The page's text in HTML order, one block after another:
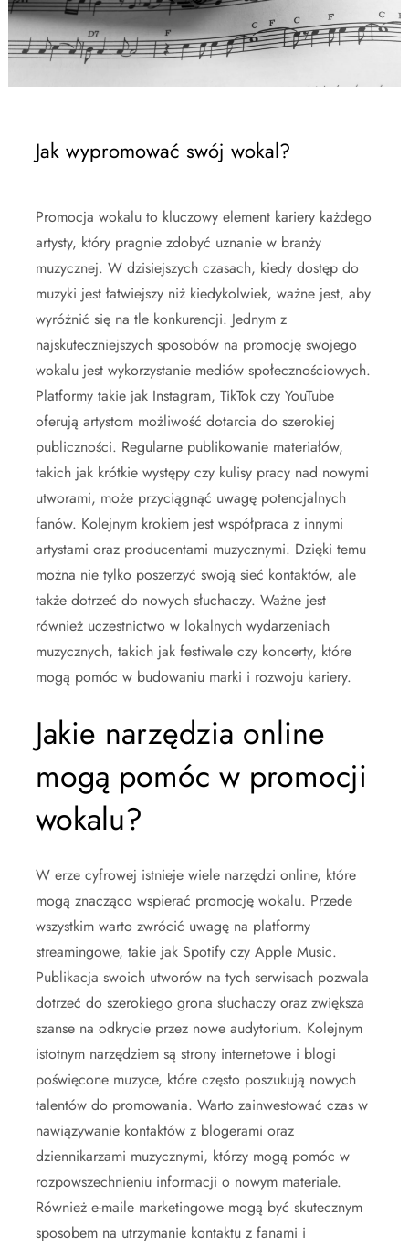
Jak wypromować swój wokal?
Promocja wokalu to kluczowy element kariery każdego
artysty, który pragnie zdobyć uznanie w branży
muzycznej. W dzisiejszych czasach, kiedy dostęp do
muzyki jest łatwiejszy niż kiedykolwiek, ważne jest, aby
wyróżnić się na tle konkurencji. Jednym z
najskuteczniejszych sposobów na promocję swojego
wokalu jest wykorzystanie mediów społecznościowych.
Platformy takie jak Instagram, TikTok czy YouTube
oferują artystom możliwość dotarcia do szerokiej
publiczności. Regularne publikowanie materiałów,
takich jak krótkie występy czy kulisy pracy nad nowymi
utworami, może przyciągnąć uwagę potencjalnych
fanów. Kolejnym krokiem jest współpraca z innymi
artystami oraz producentami muzycznymi. Dzięki temu
można nie tylko poszerzyć swoją sieć kontaktów, ale
także dotrzeć do nowych słuchaczy. Ważne jest
również uczestnictwo w lokalnych wydarzeniach
muzycznych, takich jak festiwale czy koncerty, które
mogą pomóc w budowaniu marki i rozwoju kariery.
Jakie narzędzia online
mogą pomóc w promocji
wokalu?
W erze cyfrowej istnieje wiele narzędzi online, które
mogą znacząco wspierać promocję wokalu. Przede
wszystkim warto zwrócić uwagę na platformy
streamingowe, takie jak Spotify czy Apple Music.
Publikacja swoich utworów na tych serwisach pozwala
dotrzeć do szerokiego grona słuchaczy oraz zwiększa
szanse na odkrycie przez nowe audytorium. Kolejnym
istotnym narzędziem są strony internetowe i blogi
poświęcone muzyce, które często poszukują nowych
talentów do promowania. Warto zainwestować czas w
nawiązywanie kontaktów z blogerami oraz
dziennikarzami muzycznymi, którzy mogą pomóc w
rozpowszechnieniu informacji o nowym materiale.
Również e-maile marketingowe mogą być skutecznym
sposobem na utrzymanie kontaktu z fanami i